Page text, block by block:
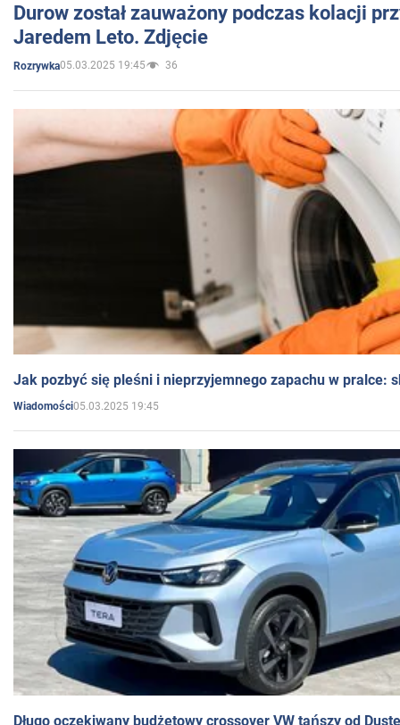
Durow został zauważony podczas kolacji
Jaredem Leto. Zdjęcie
Rozrywka05.03.2025 19:45 36
Jak pozbyć się pleśni i nieprzyjemnego zapachu w pralce:
Wiadomości05.03.2025 19:45
Długo oczekiwany budżetowy crossover VW tańszy od